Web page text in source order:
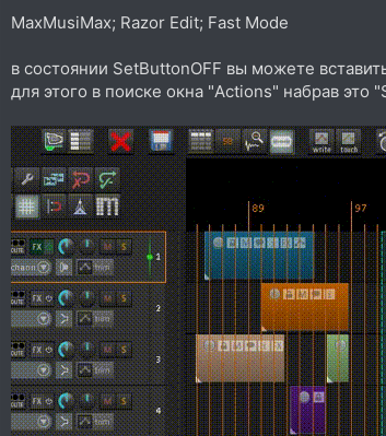
MaxMusiMax; Razor Edit; Fast Mode
в состоянии SetButtonOFF вы можете
для этого в поиске окна "Actions" набрав